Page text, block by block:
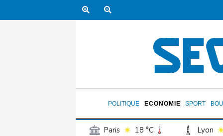
POLITIQUE ECONOMIE SPORT
Paris 18 °C Lyon